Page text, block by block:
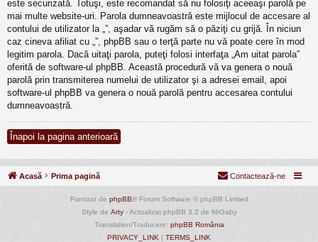
este securizată. Totuşi, este recomandat să nu folosiţi aceeaşi parolă pe
mai multe website-uri. Parola dumneavoastră este mijlocul de accesare al
contului de utilizator la „”, aşadar vă rugăm să o păziţi cu grijă. În niciun
caz cineva afiliat cu „”, phpBB sau o terţă parte nu vă poate cere în mod
legitim parola. Dacă uitaţi parola, puteţi folosi interfaţa „Am uitat parola”
oferită de software-ul phpBB. Această procedură vă va genera o nouă
parolă prin transmiterea numelui de utilizator şi a adresei email, apoi
software-ul phpBB va genera o nouă parolă pentru accesarea contului
dumneavoastră.
Înapoi la pagina anterioară
Acasă Prima pagină Contactează-ne
Furnizat de phpBB® Forum Software © phpBB Limited
Style de Arty- Actualizat phpBB 3.2 de MrGaby
Translation/Traducere: phpBB România
PRIVACY_LINK | TERMS_LINK